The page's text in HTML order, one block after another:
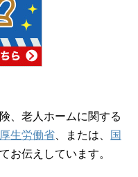
、老人ホームに関する
厚生労働省 、または、 国
お伝えしています。